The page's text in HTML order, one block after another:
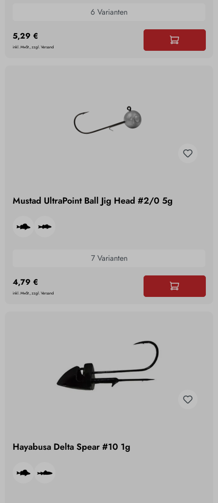
6 Varianten
5,29 €
inkl. MwSt., zzgl. Versand
Mustad UltraPoint Ball Jig Head #2/0 5g
7 Varianten
4,79 €
inkl. MwSt., zzgl. Versand
Hayabusa Delta Spear #10 1g